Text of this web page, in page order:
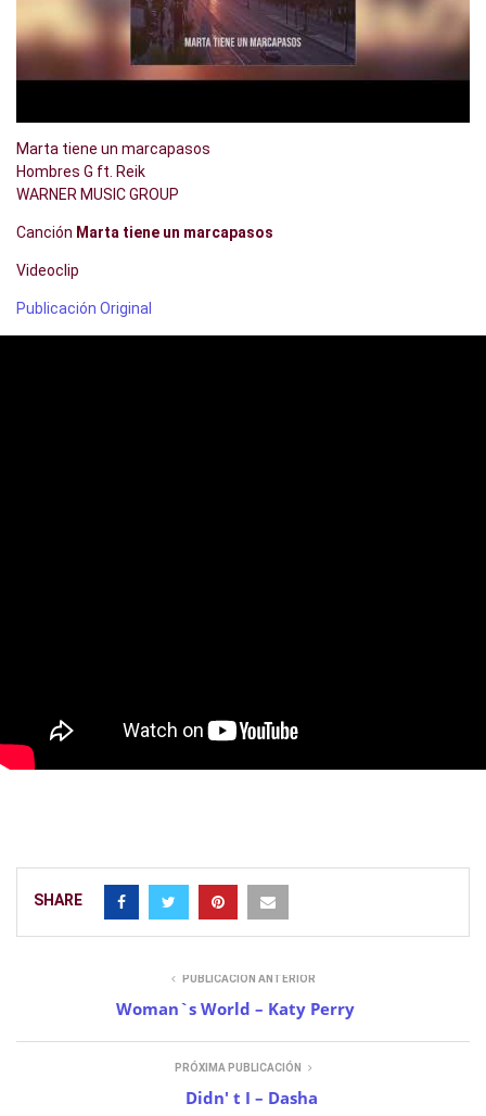
Marta tiene un marcapasos
Hombres G ft. Reik
WARNER MUSIC GROUP
Canción Marta tiene un marcapasos
Videoclip
Publicación Original
SHARE
PUBLICACIÓN ANTERIOR
Woman`s World – Katy Perry
PRÓXIMA PUBLICACIÓN
Didn' t I – Dasha